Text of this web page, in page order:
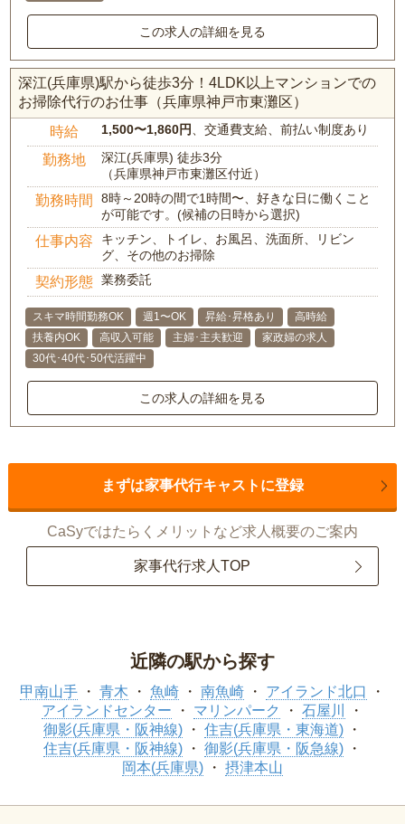
この求人の詳細を見る
深江(兵庫県)駅から徒歩3分！4LDK以上マンションでの
お掃除代行のお仕事（兵庫県神戸市東灘区）
時給 1,500〜1,860円 、交通費支給、前払い制度あり
勤務地
深江(兵庫県) 徒歩3分
（兵庫県神戸市東灘区付近）
勤務時間
8時～20時の間で1時間〜、好きな日に働くこと
が可能です。(候補の日時から選択)
仕事内容
キッチン、トイレ、お風呂、洗面所、リビン
グ、その他のお掃除
契約形態 業務委託
スキマ時間勤務OK 週1〜OK 昇給･昇格あり
高時給
扶養内OK
高収入可能 主婦･主夫歓迎
家政婦の求人
30代･40代･50代活躍中
この求人の詳細を見る
まずは家事代行キャストに登録
CaSyではたらくメリットなど求人概要のご案内
家事代行求人TOP
近隣の駅から探す
甲南山手 青木 魚崎 南魚崎
アイランド北口
アイランドセンター
マリンパーク
石屋川
御影(兵庫県・阪神線)
住吉(兵庫県・東海道)
住吉(兵庫県・阪神線)
御影(兵庫県・阪急線)
岡本(兵庫県)
摂津本山